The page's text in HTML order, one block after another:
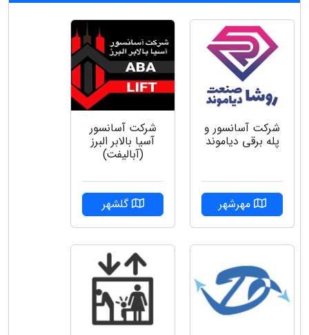
شرکت آسانسور و
پله برقی دیاموند
مهرشهر
شرکت آسانسور
آسیا بالابر البرز
(آبالیفت)
گلشهر